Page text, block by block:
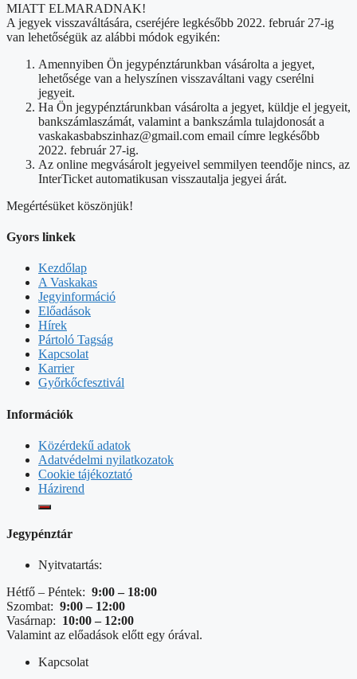
MIATT ELMARADNAK!
A jegyek visszaváltására, cseréjére legkésőbb 2022. február 27-ig
van lehetőségük az alábbi módok egyikén:
Amennyiben Ön jegypénztárunkban vásárolta a jegyet,
lehetősége van a helyszínen visszaváltani vagy cserélni
jegyeit.
Ha Ön jegypénztárunkban vásárolta a jegyet, küldje el jegyeit,
bankszámlaszámát, valamint a bankszámla tulajdonosát a
vaskakasbabszinhaz@gmail.com email címre legkésőbb
2022. február 27-ig.
Az online megvásárolt jegyeivel semmilyen teendője nincs, az
InterTicket automatikusan visszautalja jegyei árát.
Megértésüket köszönjük!
Gyors linkek
Kezdőlap
A Vaskakas
Jegyinformáció
Előadások
Hírek
Pártoló Tagság
Kapcsolat
Karrier
Győrkőcfesztivál
Információk
Közérdekű adatok
Adatvédelmi nyilatkozatok
Cookie tájékoztató
Házirend
Jegypénztár
Nyitvatartás:
Hétfő – Péntek: 9:00 – 18:00
Szombat: 9:00 – 12:00
Vasárnap: 10:00 – 12:00
Valamint az előadások előtt egy órával.
Kapcsolat